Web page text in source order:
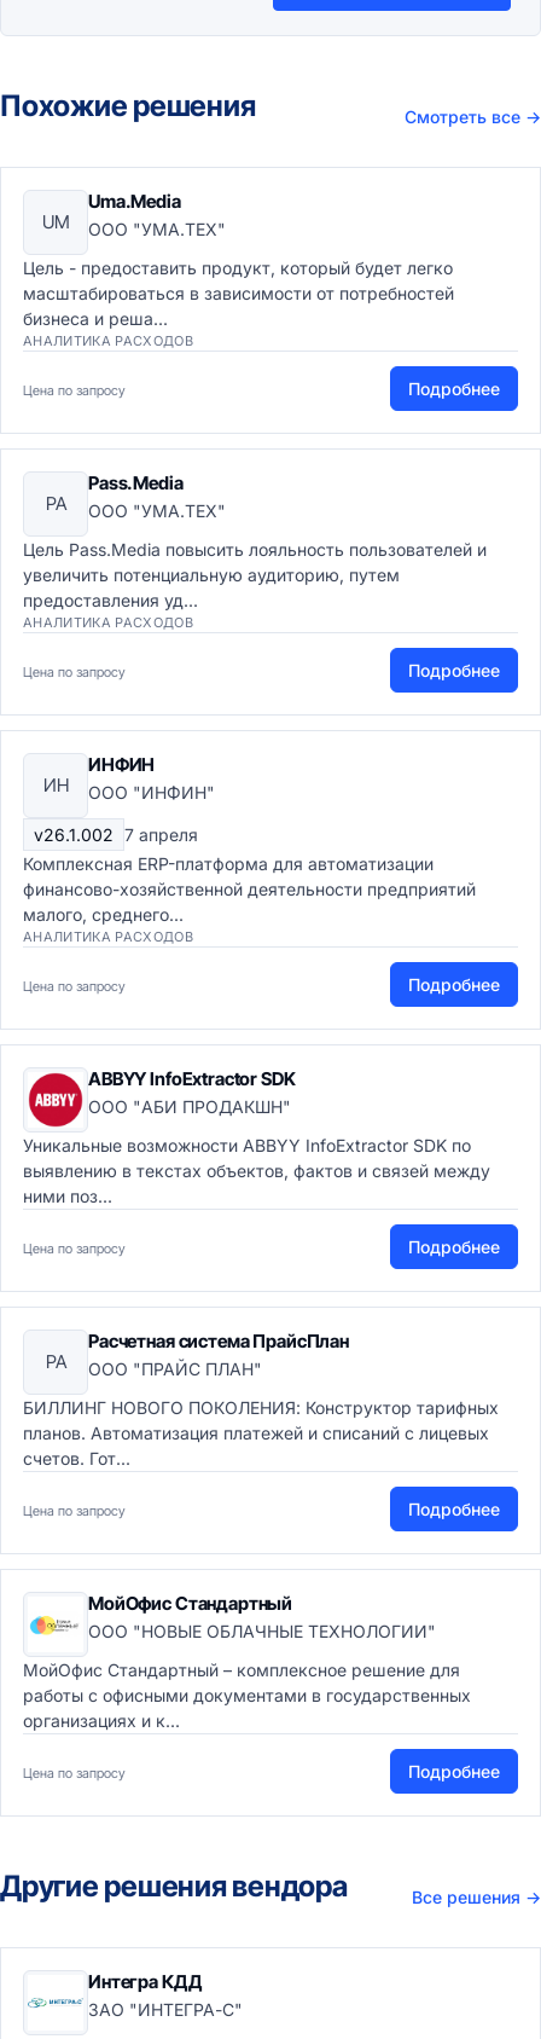
Похожие решения Смотреть все →
UM
Uma.Media
ООО "УМА.ТЕХ"
Цель - предоставить продукт, который будет легко
масштабироваться в зависимости от потребностей
бизнеса и реша...
АНАЛИТИКА РАСХОДОВ
Цена по запросу Подробнее
PA
Pass.Media
ООО "УМА.ТЕХ"
Цель Pass.Media повысить лояльность пользователей и
увеличить потенциальную аудиторию, путем
предоставления уд...
АНАЛИТИКА РАСХОДОВ
Цена по запросу Подробнее
ИН
ИНФИН
ООО "ИНФИН"
v26.1.002 7 апреля
Комплексная ERP-платформа для автоматизации
финансово-хозяйственной деятельности предприятий
малого, среднего...
АНАЛИТИКА РАСХОДОВ
Цена по запросу Подробнее
ABBYY InfoExtractor SDK
ООО "АБИ ПРОДАКШН"
Уникальные возможности ABBYY InfoExtractor SDK по
выявлению в текстах объектов, фактов и связей между
ними поз...
Цена по запросу Подробнее
РА
Расчетная система ПрайсПлан
ООО "ПРАЙС ПЛАН"
БИЛЛИНГ НОВОГО ПОКОЛЕНИЯ: Конструктор тарифных
планов. Автоматизация платежей и списаний с лицевых
счетов. Гот...
Цена по запросу Подробнее
МойОфис Стандартный
ООО "НОВЫЕ ОБЛАЧНЫЕ ТЕХНОЛОГИИ"
МойОфис Стандартный – комплексное решение для
работы с офисными документами в государственных
организациях и к...
Цена по запросу Подробнее
Другие решения вендора Все решения →
Интегра КДД
ЗАО "ИНТЕГРА-С"